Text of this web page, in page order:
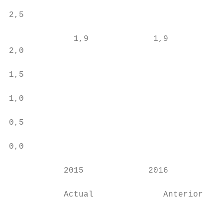
2,5
             1,9             1,9
2,0
1,5
1,0
0,5
0,0
2015             2016
Actual              Anterior